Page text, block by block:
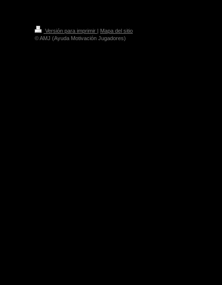
Versión para imprimir | Mapa del sitio
© AMJ (Ayuda Motivación Jugadores)